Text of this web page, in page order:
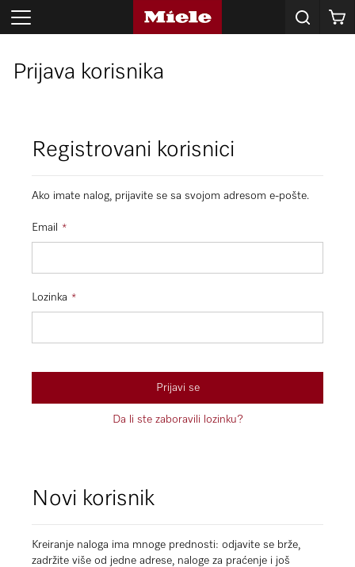
Korpa
Prijava korisnika
Registrovani korisnici
Ako imate nalog, prijavite se sa svojom adresom e-pošte.
Email
Lozinka
Prijavi se
Da li ste zaboravili lozinku?
Novi korisnik
Kreiranje naloga ima mnoge prednosti: odjavite se brže,
zadržite više od jedne adrese, naloge za praćenje i još